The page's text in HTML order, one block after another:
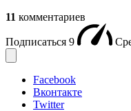
11 комментариев
Подписаться 9
Facebook
Вконтакте
Twitter